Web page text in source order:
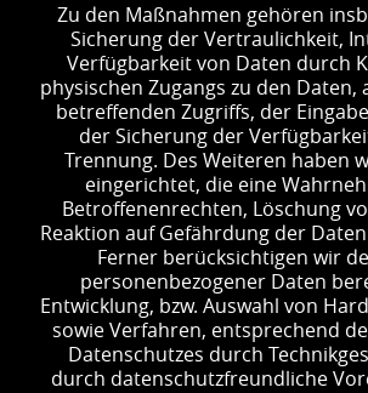
Zu den Maßnahmen gehören
Sicherung der Vertraulichkeit,
Verfügbarkeit von Daten durch
physischen Zugangs zu den Daten,
betreffenden Zugriffs, der
der Sicherung der
Trennung. Des Weiteren haben
eingerichtet, die eine
Betroffenenrechten, Löschung
Reaktion auf Gefährdung der
Ferner berücksichtigen wir
personenbezogener Daten
Entwicklung, bzw. Auswahl von
sowie Verfahren, entsprechend
Datenschutzes durch
durch datenschutzfreundliche